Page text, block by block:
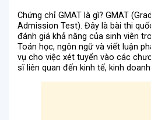
Chứng chỉ GMAT là gì? GMAT
Admission Test). Đây là bài thi
đánh giá khả năng của sinh viên
Toán học, ngôn ngữ và viết luận
vụ cho việc xét tuyển vào các
sĩ liên quan đến kinh tế, kinh